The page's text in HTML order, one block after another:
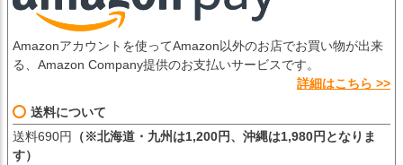
Amazonアカウントを使ってAmazon以外のお店でお買い物が出来
る、Amazon Company提供のお支払いサービスです。
詳細はこちら >>
送料について
送料690円 （※北海道・九州は1,200円、沖縄は1,980円となりま
す）